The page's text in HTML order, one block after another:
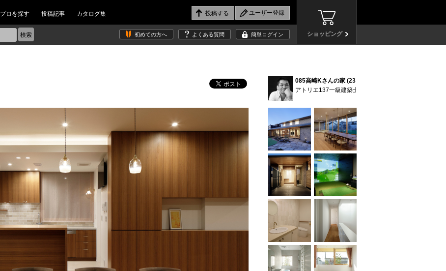
プロを探す 投稿記事 カタログ集
ショッピング
初めての方へ よくある質問 簡単ログイン
085高崎Kさんの家 (23)
アトリエ137一級建築士事務所